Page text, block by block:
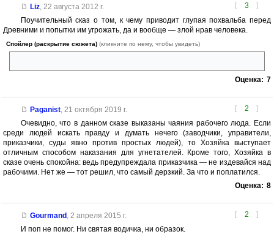
[ 3 ]
Liz, 22 августа 2012 г.
Поучительный сказ о том, к чему приводит глупая похвальба перед
Древними и попытки им угрожать, да и вообще — злой нрав человека.
Спойлер (раскрытие сюжета) (кликните по нему, чтобы увидеть)
Оценка: 7
[ 2 ]
Paganist, 21 октября 2019 г.
Очевидно, что в данном сказе выказаны чаяния рабочего люда. Если
среди людей искать правду и думать нечего (заводчики, управители,
приказчики, суды явно против простых людей), то Хозяйка выступает
отличным способом наказания для угнетателей. Кроме того, Хозяйка в
сказе очень спокойна: ведь предупреждала приказчика — не издевайся над
рабочими. Нет же — тот решил, что самый дерзкий. За что и поплатился.
Оценка: 8
[ 2 ]
Gourmand, 2 апреля 2015 г.
И поп не помог. Ни святая водичка, ни образок.